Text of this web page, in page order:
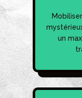
un